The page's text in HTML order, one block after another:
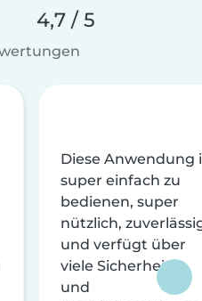
4,7 / 5
Diese Anwendung
super einfach zu
bedienen, super
nützlich,
und verfügt über
viele Sicherheits-
und